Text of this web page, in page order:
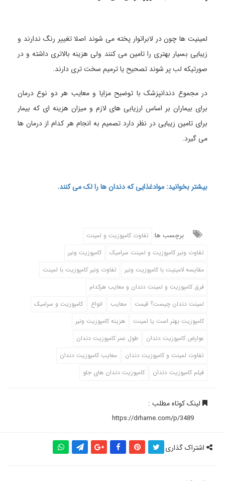
لمینیت ها چون در لابراتوار پخته می شوند اصلا تغییر رنگ ندارند و
زیبایی بسیار بهتری را تامین می کنند ولی هزینه بالاتری داشته و در
صورتیکه لب پر شوند تصحیح یا ترمیم سخت تری دارند.
در مجموع دندانپزشک با توضیح مزایا و معایب هر دو نوع درمان
برای بیماران بر اساس ارزیابی های لازم و میزان هزینه ای که بیمار
برای تامین زیبایی در نظر دارد تصمیم به انجام هر کدام از درمان ها
می گیرد.
بیشتر بخوانید: موادغذایی که دندان ها را لک می کنند.
برچسب ها: تفاوت کامپوزیت و لمینت
تفاوت ونیر کامپوزیت و لمینت سرامیک
کامپوزیت ونیر
مقایسه لامینیت با کامپوزیت ونیر
تفاوت ونیر کامپوزیت با لمینت
فرق کامپوزیت و لمینت دندان و معایب هرکدام
لمینت دندان چیست؟ قیمت
معایب انواع
کامپوزیت و سرامیک
کامپوزیت بهتر است یا لمینت
هزینه کامپوزیت ونیر
عوارض کامپوزیت دندان
طول عمر کامپوزیت دندان
تفاوت لمینت و کامپوزیت دندان
معایب کامپوزیت دندان
فیلم کامپوزیت دندان
کامپوزیت دندان های جلو
لینک کوتاه مطلب :
اشتراک گذاری